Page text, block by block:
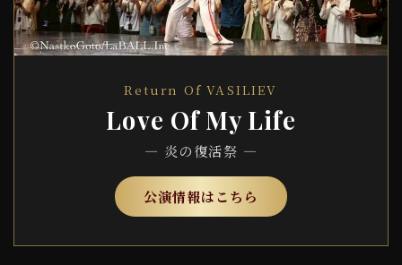
Return Of VASILIEV
Love Of My Life
— 炎の復活祭 —
公演情報はこちら